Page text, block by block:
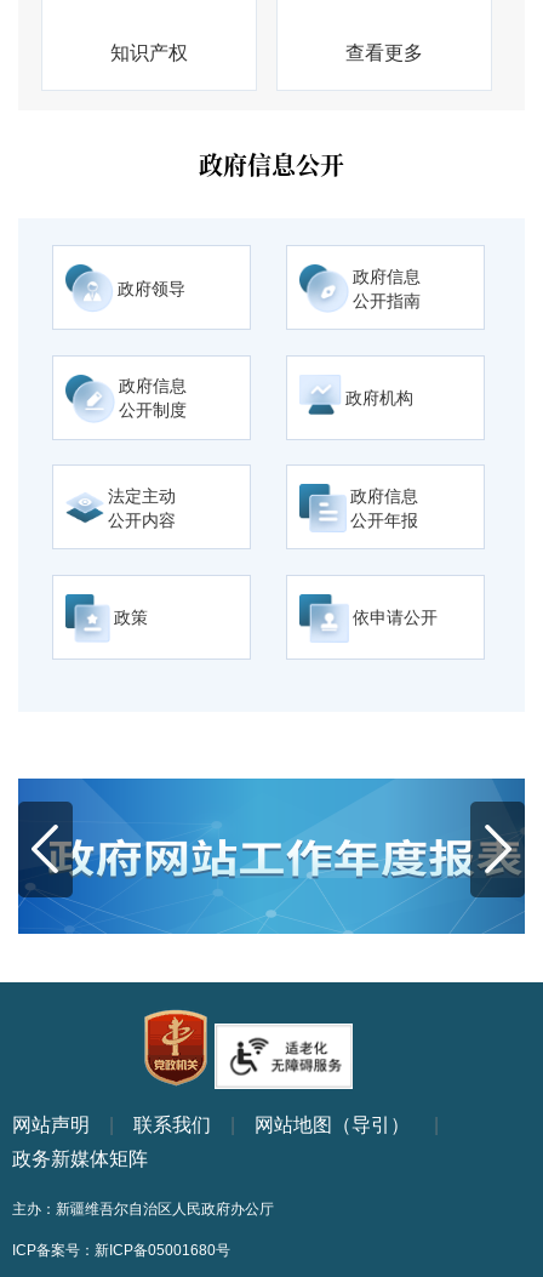
知识产权 查看更多
政府信息公开
政府领导
政府信息
公开指南
政府信息
公开制度
政府机构
法定主动
公开内容
政府信息
公开年报
政策 依申请公开
网站声明 联系我们 网站地图（导引）
政务新媒体矩阵
主办：新疆维吾尔自治区人民政府办公厅
ICP备案号： 新ICP备05001680号